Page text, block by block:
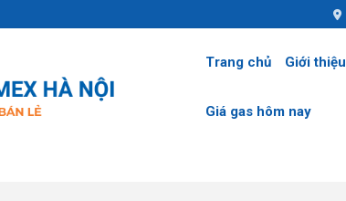
Trang chủ Giới thiệu
Giá gas hôm nay